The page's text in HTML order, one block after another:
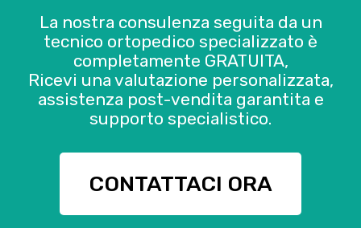
La nostra consulenza seguita da un
tecnico ortopedico specializzato è
completamente GRATUITA,
Ricevi una valutazione personalizzata,
assistenza post-vendita garantita e
supporto specialistico.
CONTATTACI ORA